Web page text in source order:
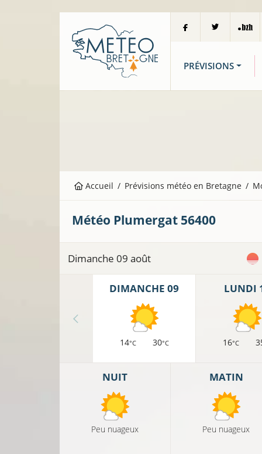
PRÉVISIONS
Accueil Prévisions météo en Bretagne
Météo Plumergat 56400
Dimanche 09 août
DIMANCHE 09
14°C 30°C
LUNDI
16°C
NUIT
Peu nuageux
MATIN
Peu nuageux
18°C